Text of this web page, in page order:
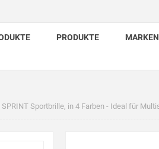
PRODUKTE MARKEN
SPRINT Sportbrille, in 4 Farben - Ideal für